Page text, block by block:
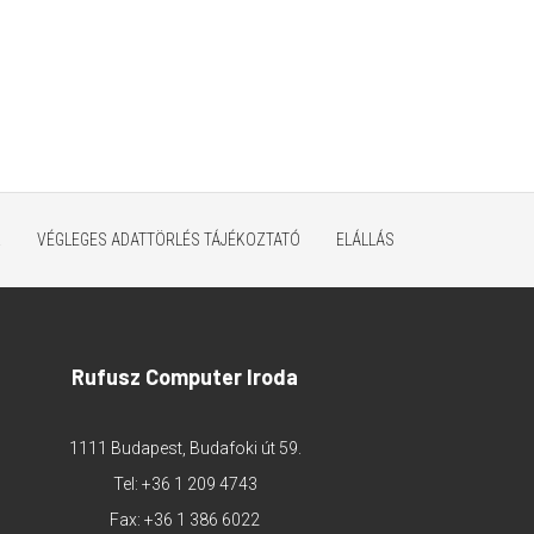
VÉGLEGES ADATTÖRLÉS TÁJÉKOZTATÓ ELÁLLÁS
Rufusz Computer Iroda
1111 Budapest, Budafoki út 59.
Tel: +36 1 209 4743
Fax: +36 1 386 6022